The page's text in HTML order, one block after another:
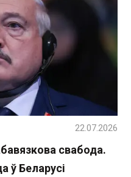
свабода.
ў Беларусі
22.07.2026